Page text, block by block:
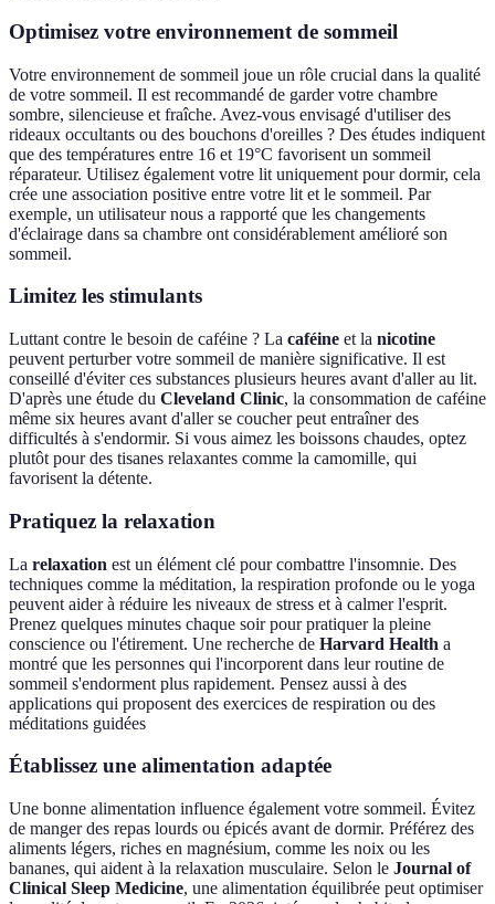
Optimisez votre environnement de sommeil
Votre environnement de sommeil joue un rôle crucial dans la qualité
de votre sommeil. Il est recommandé de garder votre chambre
sombre, silencieuse et fraîche. Avez-vous envisagé d'utiliser des
rideaux occultants ou des bouchons d'oreilles ? Des études indiquent
que des températures entre 16 et 19°C favorisent un sommeil
réparateur. Utilisez également votre lit uniquement pour dormir, cela
crée une association positive entre votre lit et le sommeil. Par
exemple, un utilisateur nous a rapporté que les changements
d'éclairage dans sa chambre ont considérablement amélioré son
sommeil.
Limitez les stimulants
Luttant contre le besoin de caféine ? La caféine et la nicotine
peuvent perturber votre sommeil de manière significative. Il est
conseillé d'éviter ces substances plusieurs heures avant d'aller au lit.
D'après une étude du Cleveland Clinic, la consommation de caféine
même six heures avant d'aller se coucher peut entraîner des
difficultés à s'endormir. Si vous aimez les boissons chaudes, optez
plutôt pour des tisanes relaxantes comme la camomille, qui
favorisent la détente.
Pratiquez la relaxation
La relaxation est un élément clé pour combattre l'insomnie. Des
techniques comme la méditation, la respiration profonde ou le yoga
peuvent aider à réduire les niveaux de stress et à calmer l'esprit.
Prenez quelques minutes chaque soir pour pratiquer la pleine
conscience ou l'étirement. Une recherche de Harvard Health a
montré que les personnes qui l'incorporent dans leur routine de
sommeil s'endorment plus rapidement. Pensez aussi à des
applications qui proposent des exercices de respiration ou des
méditations guidées
Établissez une alimentation adaptée
Une bonne alimentation influence également votre sommeil. Évitez
de manger des repas lourds ou épicés avant de dormir. Préférez des
aliments légers, riches en magnésium, comme les noix ou les
bananes, qui aident à la relaxation musculaire. Selon le Journal of
Clinical Sleep Medicine, une alimentation équilibrée peut optimiser